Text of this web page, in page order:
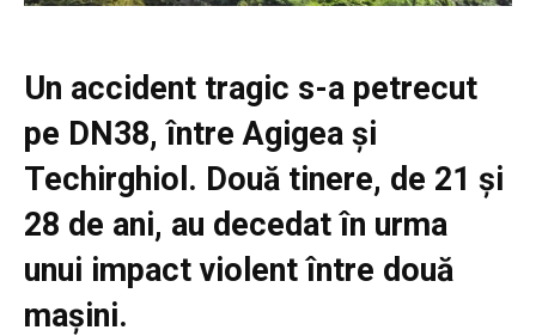
Un accident tragic s-a petrecut
pe DN38, între Agigea și
Techirghiol. Două tinere, de 21 și
28 de ani, au decedat în urma
unui impact violent între două
mașini.